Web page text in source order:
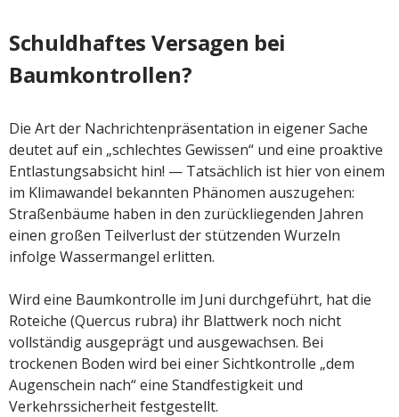
Schuldhaftes Versagen bei
Baumkontrollen?
Die Art der Nachrichtenpräsentation in eigener Sache
deutet auf ein „schlechtes Gewissen“ und eine proaktive
Entlastungsabsicht hin! — Tatsächlich ist hier von einem
im Klimawandel bekannten Phänomen auszugehen:
Straßenbäume haben in den zurückliegenden Jahren
einen großen Teilverlust der stützenden Wurzeln
infolge Wassermangel erlitten.
Wird eine Baumkontrolle im Juni durchgeführt, hat die
Roteiche (Quercus rubra) ihr Blattwerk noch nicht
vollständig ausgeprägt und ausgewachsen. Bei
trockenen Boden wird bei einer Sichtkontrolle „dem
Augenschein nach“ eine Standfestigkeit und
Verkehrssicherheit festgestellt.